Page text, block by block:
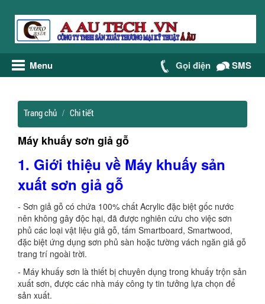
Menu Gọi điện SMS
Trang chủ Chi tiết
Máy khuấy sơn giả gỗ
1. Giới thiệu về Máy khuấy sản
xuất sơn giả gỗ
- Sơn giả gỗ có chứa 100% chất Acrylic đặc biệt gốc nước
nên không gây độc hại, đã được nghiên cứu cho việc sơn
phủ các loại vật liệu giả gỗ, tấm Smartboard, Smartwood,
đặc biệt ứng dụng sơn phủ sàn hoặc tường vách ngăn giả gỗ
trang trí ngoài trời.
- Máy khuấy sơn là thiết bị chuyên dụng trong khuấy trộn sản
xuất sơn, được các nhà máy công ty tin tưởng lựa chọn để
sản xuất.